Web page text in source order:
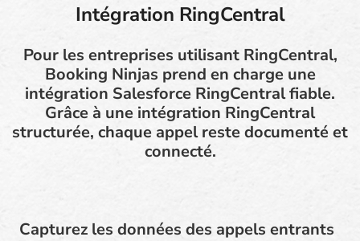
Intégration RingCentral
Pour les entreprises utilisant RingCentral,
Booking Ninjas prend en charge une
intégration Salesforce RingCentral fiable.
Grâce à une intégration RingCentral
structurée, chaque appel reste documenté et
connecté.
Capturez les données des appels entrants